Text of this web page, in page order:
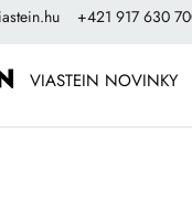
+421 917 630
VIASTEIN NOVINKY